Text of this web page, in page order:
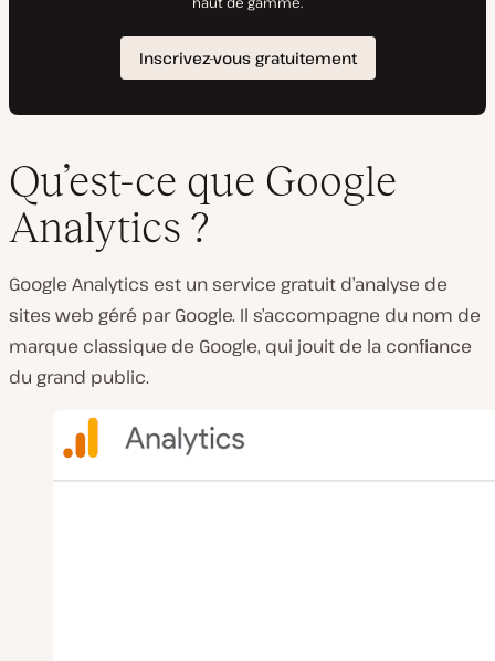
Qu’est-ce que Google
Analytics ?
Google Analytics est un service gratuit d’analyse de
sites web géré par Google. Il s’accompagne du nom de
marque classique de Google, qui jouit de la confiance
du grand public.